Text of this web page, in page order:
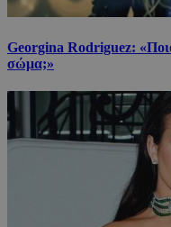
Georgina Rodriguez:
σώμα;»